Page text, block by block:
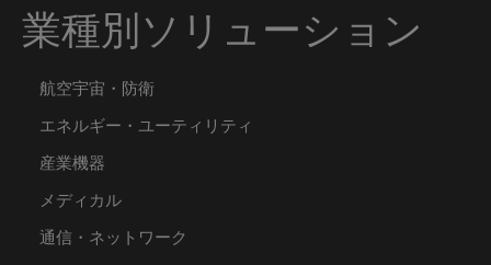
業種別ソリューション
航空宇宙・防衛
エネルギー・ユーティリティ
産業機器
メディカル
通信・ネットワーク